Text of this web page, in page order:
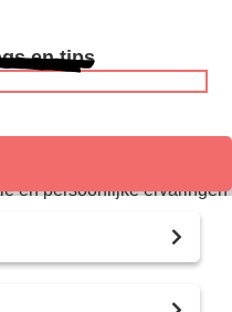
en tips
en persoonlijke ervaringen